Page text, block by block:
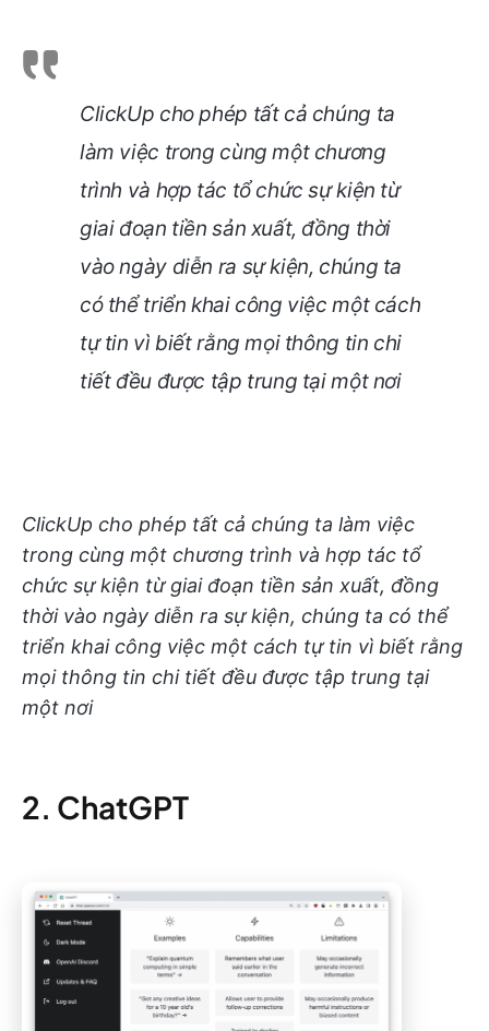
ClickUp cho phép tất cả chúng ta
làm việc trong cùng một chương
trình và hợp tác tổ chức sự kiện từ
giai đoạn tiền sản xuất, đồng thời
vào ngày diễn ra sự kiện, chúng ta
có thể triển khai công việc một cách
tự tin vì biết rằng mọi thông tin chi
tiết đều được tập trung tại một nơi
ClickUp cho phép tất cả chúng ta làm việc
trong cùng một chương trình và hợp tác tổ
chức sự kiện từ giai đoạn tiền sản xuất, đồng
thời vào ngày diễn ra sự kiện, chúng ta có thể
triển khai công việc một cách tự tin vì biết rằng
mọi thông tin chi tiết đều được tập trung tại
một nơi
2. ChatGPT